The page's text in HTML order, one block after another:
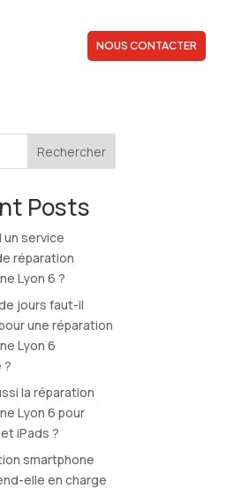
NOUS CONTACTER
Rechercher
Posts
service
réparation
Lyon 6 ?
jours faut-il
une réparation
Lyon 6
?
la réparation
Lyon 6 pour
iPads ?
smartphone
elle en charge